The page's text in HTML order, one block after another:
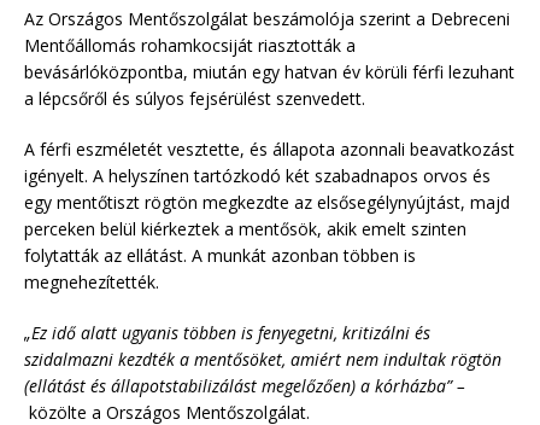
Az Országos Mentőszolgálat beszámolója szerint a Debreceni
Mentőállomás rohamkocsiját riasztották a
bevásárlóközpontba, miután egy hatvan év körüli férfi lezuhant
a lépcsőről és súlyos fejsérülést szenvedett.
A férfi eszméletét vesztette, és állapota azonnali beavatkozást
igényelt. A helyszínen tartózkodó két szabadnapos orvos és
egy mentőtiszt rögtön megkezdte az elsősegélynyújtást, majd
perceken belül kiérkeztek a mentősök, akik emelt szinten
folytatták az ellátást. A munkát azonban többen is
megnehezítették.
„Ez idő alatt ugyanis többen is fenyegetni, kritizálni és
szidalmazni kezdték a mentősöket, amiért nem indultak rögtön
(ellátást és állapotstabilizálást megelőzően) a kórházba” –
közölte a Országos Mentőszolgálat.